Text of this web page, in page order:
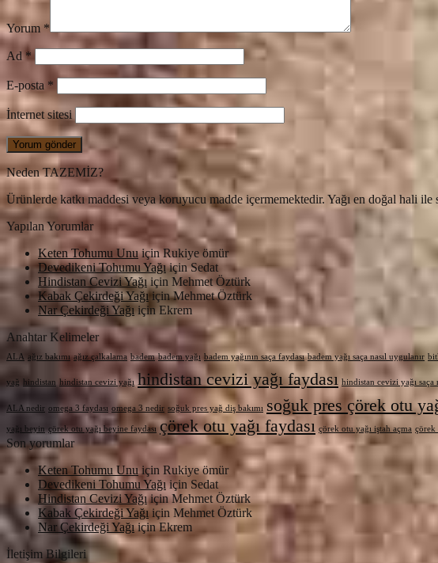
Yorum *
Ad *
E-posta *
İnternet sitesi
Neden TAZEMİZ?
Ürünlerde katkı maddesi veya koruyucu madde içermemektedir. Yağı en doğal hali ile
Yapılan Yorumlar
Keten Tohumu UnuiçinRukiye ömür
Devedikeni Tohumu YağıiçinSedat
Hindistan Cevizi Yağı için Mehmet Öztürk
Kabak Çekirdeği Yağı içinMehmet Öztürk
Nar Çekirdeği Yağı içinEkrem
Anahtar Kelimeler
ALA ağız bakımı ağız çalkalama badem badem yağı badem yağının saça faydası badem yağı saça nasıl uygulanır
yağ hindistan hindistan cevizi yağı hindistan cevizi yağı faydası hindistan cevizi yağı saça
ALA nedir omega 3 faydası omega 3 nedir soğuk pres yağ diş bakımı soğuk pres çörek otu
yağı beyin çörek otu yağı beyine faydası çörek otu yağı faydası çörek otu yağı iştah açma çörek
Son yorumlar
Keten Tohumu Unuiçin Rukiye ömür
Devedikeni Tohumu Yağıiçin Sedat
Hindistan Cevizi YağıiçinMehmet Öztürk
Kabak Çekirdeği Yağı için Mehmet Öztürk
Nar Çekirdeği YağıiçinEkrem
İletişim Bilgileri